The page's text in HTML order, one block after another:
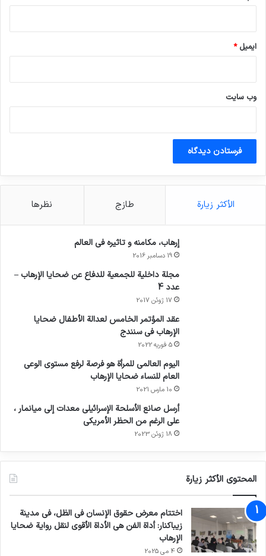
ایمیل*
وب‌ سایت
الأكثر زيارة طازج نظرها
إرهاب، مكامنه و تاثيره في العالم
19 دسامبر 2016
مجلة داخلية للجمعية للدفاع عن ضحايا الإرهاب –
عدد 4
17 ژوئن 2017
عقد المؤتمر الخامس لعدالة الأطفال ضحايا
الإرهاب في سنندج
5 فوریه 2022
اليوم العالمي للمرأة هو فرصة لرفع مستوى الوعي
العام للنساء ضحايا الإرهاب
10 مارس 2021
أرسل صانع الأسلحة الإسرائيلي معدات إلى ميانمار ،
على الرغم من الحظر الأمريكي
18 ژوئن 2023
المحتوى الأكثر زيارة
اختتام معرض حقوق الإنسان في الظل، في مدينة
زيباكنار: أداة الفن هي الأداة الأقوى لنقل رواية ضحايا
الإرهاب
4 می 2025